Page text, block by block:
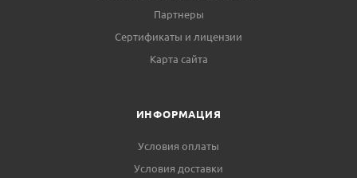
Партнеры
Сертификаты и лицензии
Карта сайта
ИНФОРМАЦИЯ
Условия оплаты
Условия доставки